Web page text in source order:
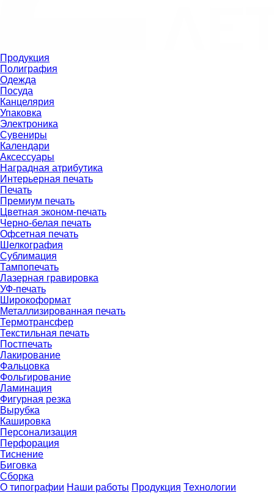
Продукция
Полиграфия
Одежда
Посуда
Канцелярия
Упаковка
Электроника
Сувениры
Календари
Аксессуары
Наградная атрибутика
Интерьерная печать
Печать
Премиум печать
Цветная эконом-печать
Черно-белая печать
Офсетная печать
Шелкография
Сублимация
Тампопечать
Лазерная гравировка
УФ-печать
Широкоформат
Металлизированная печать
Термотрансфер
Текстильная печать
Постпечать
Лакирование
Фальцовка
Фольгирование
Ламинация
Фигурная резка
Вырубка
Кашировка
Персонализация
Перфорация
Тиснение
Биговка
Сборка
О типографии Наши работы Продукция Технологии